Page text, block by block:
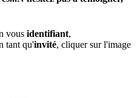
vous identifiant,
tant qu'invité, cliquer sur l'image